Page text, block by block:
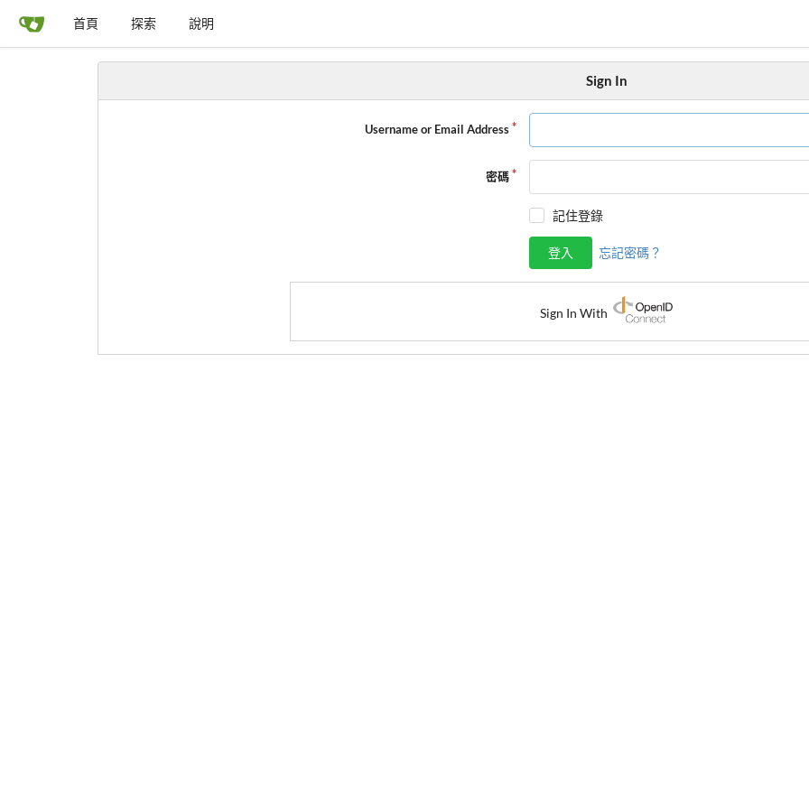
首頁 探索 說明
Sign In
Username or Email Address
密碼
記住登錄
登入 忘記密碼？
Sign In With